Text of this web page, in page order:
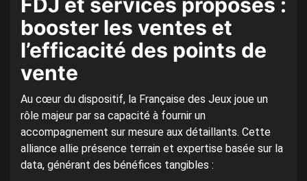
booster les ventes et
l’efficacité des points de
vente
Au cœur du dispositif, la Française des Jeux joue un
rôle majeur par sa capacité à fournir un
accompagnement sur mesure aux détaillants. Cette
alliance allie présence terrain et expertise basée sur la
data, générant des bénéfices tangibles :